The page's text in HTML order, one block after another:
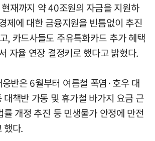
재까지 약 40조원의 자금을 지원하
제에 대한 금융지원을 빈틈없이 추진
, 카드사들도 주유특화카드 추가 혜택
자율 연장 결정키로 했다고 밝혔다.
반은 6월부터 여름철 폭염·호우 대
대책반 가동 및 휴가철 바가지 요금 근
률 개정 추진 등 민생물가 안정에 만전
했다.